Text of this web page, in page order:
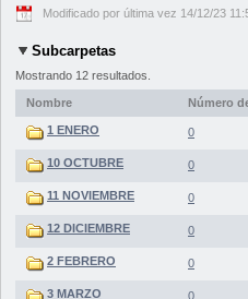
Modificado por última vez 14/12/23
Subcarpetas
Mostrando 12 resultados.
Nombre Número
1 ENERO 0
10 OCTUBRE 0
11 NOVIEMBRE 0
12 DICIEMBRE 0
2 FEBRERO 0
3 MARZO 0